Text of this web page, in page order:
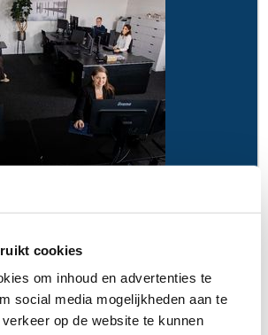
cookies
om inhoud en advertenties te
social media mogelijkheden aan te
op de website te kunnen
& ervaring